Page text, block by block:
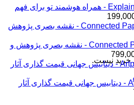
خرید نیست.
اکانت پرمیوم Explainpaper - همراه هوشمند تو برای فهم
اکانت پرمیوم Connected Papers - نقشه بصری پژوهش و
اکانت پرمیوم Artprice - دیتابیس جهانی قیمت ‌گذاری آثار